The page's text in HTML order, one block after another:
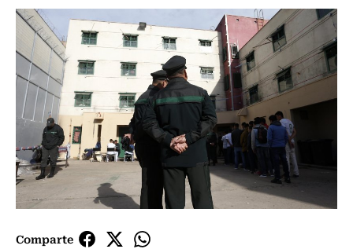
Comparte